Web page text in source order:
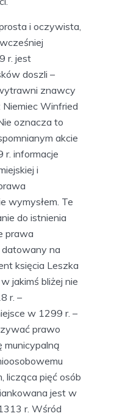
i oczywista,
r. jest
doszli –
znawcy
Winfried
oznacza to
akcie
informacje
i
wymysłem. Te
do istnienia
prawa
datowany na
księcia Leszka
jakimś bliżej nie
r. –
w 1299 r. –
prawo
municypalną
licząca pięć osób
jest w
r. Wśród